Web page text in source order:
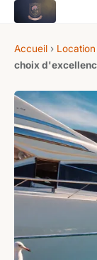
Accueil › Location
choix